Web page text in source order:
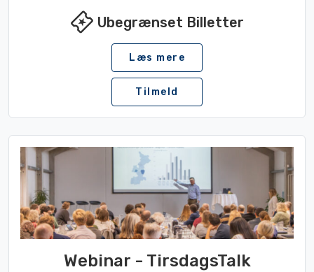
local_activityUbegrænset Billetter
Læs mere
Tilmeld
Webinar - TirsdagsTalk